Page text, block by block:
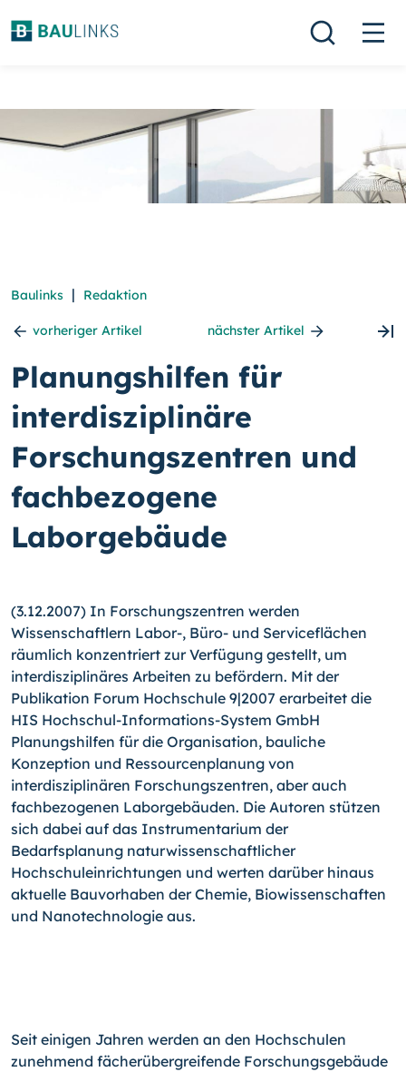
Baulinks | Redaktion
vorheriger Artikel nächster Artikel
Planungshilfen für
interdisziplinäre
Forschungszentren und
fachbezogene
Laborgebäude
(3.12.2007) In Forschungszentren werden
Wissenschaftlern Labor-, Büro- und Serviceflächen
räumlich konzentriert zur Verfügung gestellt, um
interdisziplinäres Arbeiten zu befördern. Mit der
Publikation Forum Hochschule 9|2007 erarbeitet die
HIS Hochschul-Informations-System GmbH
Planungshilfen für die Organisation, bauliche
Konzeption und Ressourcenplanung von
interdisziplinären Forschungszentren, aber auch
fachbezogenen Laborgebäuden. Die Autoren stützen
sich dabei auf das Instrumentarium der
Bedarfsplanung naturwissenschaftlicher
Hochschuleinrichtungen und werten darüber hinaus
aktuelle Bauvorhaben der Chemie, Biowissenschaften
und Nanotechnologie aus.
Seit einigen Jahren werden an den Hochschulen
zunehmend fächerübergreifende Forschungsgebäude